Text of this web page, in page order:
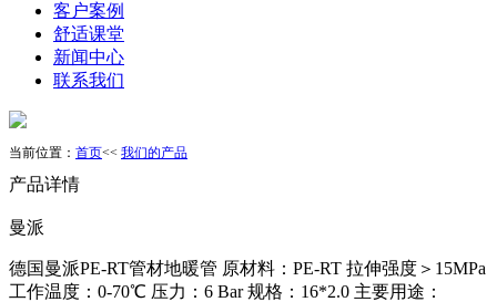
客户案例
舒适课堂
新闻中心
联系我们
当前位置： 首页<< 我们的产品
产品详情
曼派
德国曼派PE-RT管材地暖管 原材料：PE-RT 拉伸强度＞15MPa
工作温度：0-70℃ 压力：6 Bar 规格：16*2.0 主要用途：